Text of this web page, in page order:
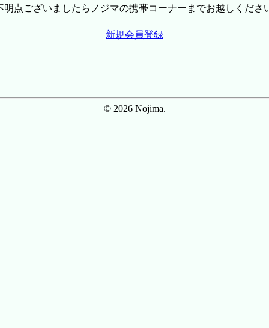
点ございましたらノジマの携帯コーナーまでお越しくださ
新規会員登録
© 2026 Nojima.